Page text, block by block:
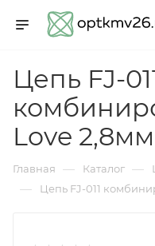
Цепь FJ-
Love 2,8мм
Главная — Каталог —
— Цепь FJ-011